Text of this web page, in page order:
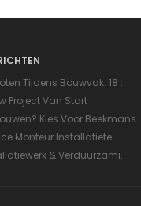
Tijdens Bouwvak: 18 ..
Project Van Start
Kies Voor Beekmans..
Monteur Installatiete..
& Verduurzami..